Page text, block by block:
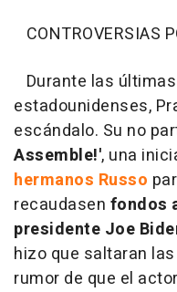
CONTROVERSIAS
Durante las
estadounidenses,
escándalo. Su no
Assemble!', una
hermanos Russo
recaudasen fondos
presidente Joe
hizo que saltaran
rumor de que el